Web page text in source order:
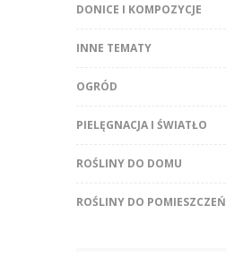
DONICE I KOMPOZYCJE
INNE TEMATY
OGRÓD
PIELĘGNACJA I ŚWIATŁO
ROŚLINY DO DOMU
ROŚLINY DO POMIESZCZEŃ